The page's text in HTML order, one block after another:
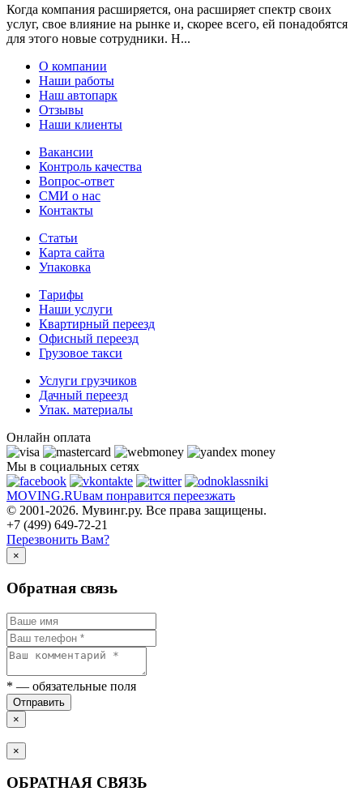
Когда компания расширяется, она расширяет спектр своих
услуг, свое влияние на рынке и, скорее всего, ей понадобятся
для этого новые сотрудники. Н...
О компании
Наши работы
Наш автопарк
Отзывы
Наши клиенты
Вакансии
Контроль качества
Вопрос-ответ
СМИ о нас
Контакты
Статьи
Карта сайта
Упаковка
Тарифы
Наши услуги
Квартирный переезд
Офисный переезд
Грузовое такси
Услуги грузчиков
Дачный переезд
Упак. материалы
Онлайн оплата
Мы в социальных сетях
MOVING.RUвам понравится переезжать
© 2001-2026. Мувинг.ру. Все права защищены.
+7 (499) 649-72-21
Перезвонить Вам?
×
Обратная связь
* — обязательные поля
Отправить
×
×
ОБРАТНАЯ СВЯЗЬ